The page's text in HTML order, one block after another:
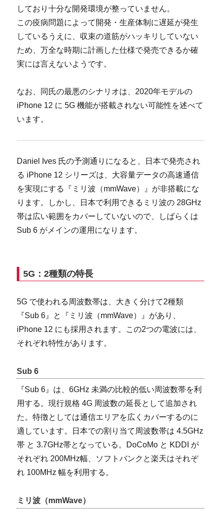
しており十分な開発環境が整っていません。
この疫病問題によって開発・生産体制に遅延が発生
しているうえに、収束の道筋がハッキリしていない
ため、万全な時期に計画した仕様で発売できるか確
実には言えないようです。
なお、同氏の最悪のシナリオは、2020年モデルの
iPhone 12 に 5G 機能が搭載されない可能性を述べて
います。
Daniel Ives 氏の予測通りになると、日本で発売され
る iPhone 12 シリーズは、大容量データの高速通信
を実現にする『ミリ波（mmWave）』が非搭載にな
ります。しかし、日本で利用できるミリ波の 28GHz
帯は広い範囲をカバーしていないので、しばらくは
Sub 6 がメインの運用になります。
5G：2種類の特長
5G で使われる周波数帯は、大きく分けて2種類
『Sub 6』と『ミリ波（mmWave）』があり、
iPhone 12 にも採用されます。この2つの電波には、
それぞれ特性があります。
Sub 6
『Sub 6』は、6GHz 未満の比較的低い周波数帯を利
用する。現行規格 4G 周波数の延長として追加され
た。特徴としては通信エリアを広くカバーするのに
適しています。日本での割り当て周波数帯は 4.5GHz
帯 と 3.7GHz帯となっている。DoCoMo と KDDI が
それぞれ 200MHz幅、ソフトバンクと楽天はそれぞ
れ 100MHz 幅を利用する。
ミリ波（mmWave）